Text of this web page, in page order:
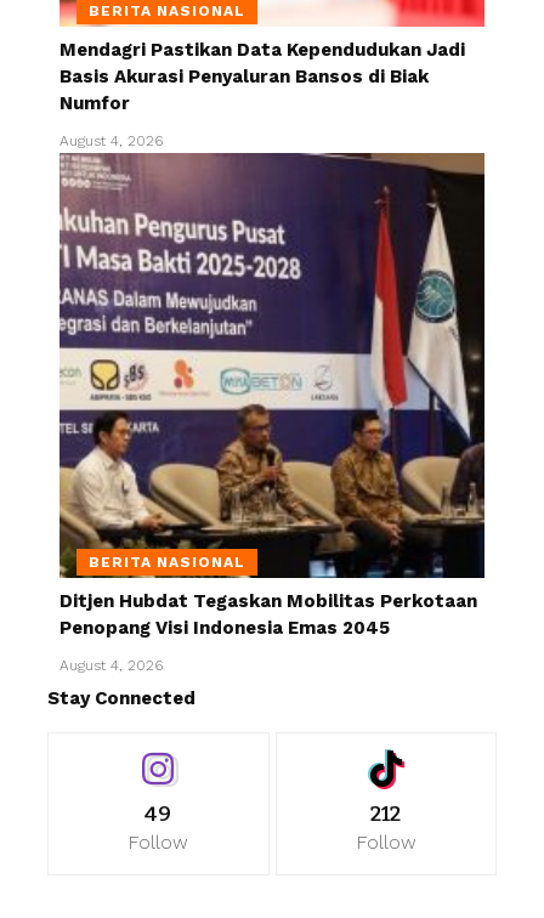
BERITA NASIONAL
Mendagri Pastikan Data Kependudukan Jadi
Basis Akurasi Penyaluran Bansos di Biak
Numfor
August 4, 2026
BERITA NASIONAL
Ditjen Hubdat Tegaskan Mobilitas Perkotaan
Penopang Visi Indonesia Emas 2045
August 4, 2026
Stay Connected
49
Follow
212
Follow